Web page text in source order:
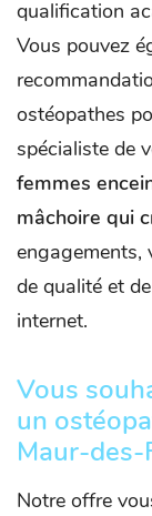
qualification
Vous pouvez
ostéopathes
spécialiste de
femmes
mâchoire qui
engagements,
de qualité et
internet.
Vous
un
Maur-des-
Notre offre